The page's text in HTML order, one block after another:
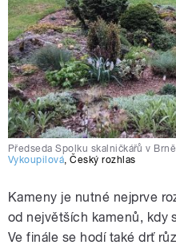
Předseda Spolku skalničkářů v
Vykoupilová,Český rozhlas
Kameny je nutné nejprve
od největších kamenů, kdy
Ve finále se hodí také drť